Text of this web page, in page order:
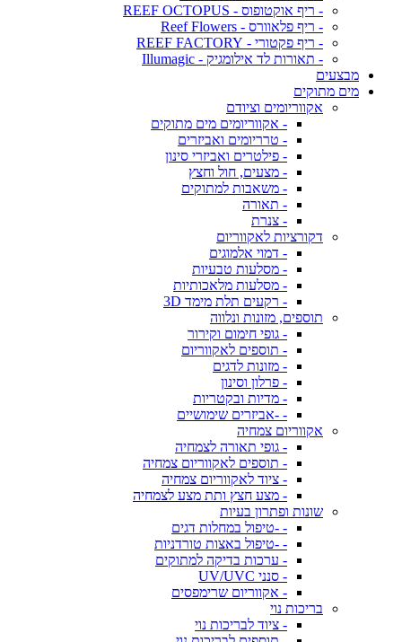
- ריף אוקטופוס - REEF OCTOPUS
- ריף פלאוורס - Reef Flowers
- ריף פקטורי - REEF FACTORY
- תאורות לד אילומגיק - Illumagic
מבצעים
מים מתוקים
אקווריומים וציודם
- אקווריומים מים מתוקים
- טרריומים ואביזרים
- פילטרים ואביזרי סינון
- מצעים, חול וחצץ
- משאבות למתוקים
- תאורה
- צנרת
דקורציות לאקווריום
- דמוי אלמוגים
- מסלעות טבעיות
- מסלעות מלאכותיות
- רקעים תלת מימד 3D
תוספים, מזונות ונלווה
- גופי חימום וקירור
- תוספים לאקווריום
- מזונות לדגים
- פרלון וסינון
- מדיות ובקטריות
- -אביזרים שימושיים
אקווריום צמחיה
- גופי תאורה לצמחיה
- תוספים לאקווריום צמחיה
- ציוד לאקווריום צמחיה
- מצע חצץ ותת מצע לצמחיה
שונות ופתרון בעיות
- -טיפול במחלות דגים
- -טיפול באצות טורדניות
- ערכות בדיקה למתוקים
- סנני UV/UVC
- אקווריום שרימפסים
בריכות נוי
- ציוד לבריכות נוי